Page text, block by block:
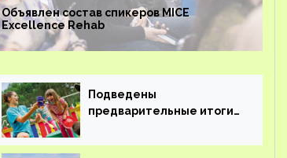
Объявлен состав спикеров MICE
Excellence Rehab
Подведены
предварительные итоги